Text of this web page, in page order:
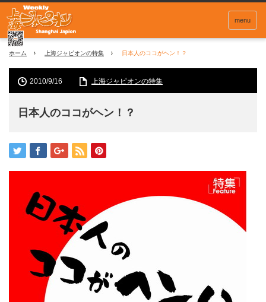
menu
ホーム 上海ジャピオンの特集 日本人のココがヘン！？
2010/9/16 上海ジャピオンの特集
日本人のココがヘン！？